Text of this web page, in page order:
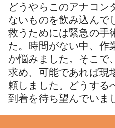
どうやらこのアナコン
ないものを飲み込んで
救うためには緊急の手
た。時間がない中、作
か悩みました。そこで
求め、可能であれば現
頼しました。どうする
到着を待ち望んでいま